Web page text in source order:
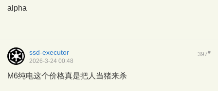
alpha
397#
ssd-executor
2026-3-24 00:48
M6纯电这个价格真是把人当猪来杀